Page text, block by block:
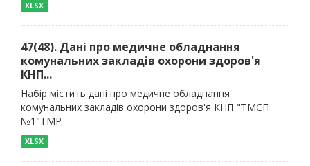
XLSX
47(48). Дані про медичне обладнання
комунальних закладів охорони здоров'я
КНП...
Набір містить дані про медичне обладнання
комунальних закладів охорони здоров'я КНП "ТМСП
№1"ТМР
XLSX